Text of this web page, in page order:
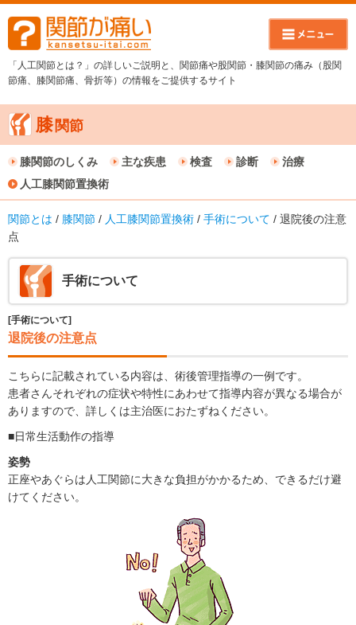
「人工関節とは？」の詳しいご説明と、関節痛や股関節・膝関節の痛み（股関
節痛、膝関節痛、骨折等）の情報をご提供するサイト
膝 関節
膝関節のしくみ 主な疾患 検査 診断
治療
人工膝関節置換術
関節とは / 膝関節 / 人工膝関節置換術 / 手術について / 退院後の注意
点
手術について
[手術について]
退院後の注意点
こちらに記載されている内容は、術後管理指導の一例です。
患者さんそれぞれの症状や特性にあわせて指導内容が異なる場合が
ありますので、詳しくは主治医におたずねください。
■日常生活動作の指導
姿勢
正座やあぐらは人工関節に大きな負担がかかるため、できるだけ避
けてください。